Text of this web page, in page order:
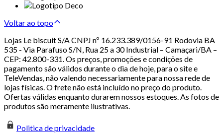
Voltar ao topo
Lojas Le biscuit S/A CNPJ nº 16.233.389/0156-91 Rodovia BA
535 - Via Parafuso S/N, Rua 25 a 30 Industrial – Camaçari/BA –
CEP: 42.800-331. Os preços, promoções e condições de
pagamento são válidos durante o dia de hoje, para o site e
TeleVendas, não valendo necessariamente para nossa rede de
lojas físicas. O frete não está incluído no preço do produto.
Ofertas válidas enquanto durarem nossos estoques. As fotos de
produtos são meramente ilustrativas.
Politica de privacidade